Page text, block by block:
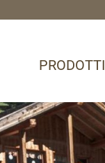
PRODOTTI